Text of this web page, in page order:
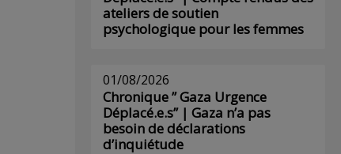
ateliers de soutien
psychologique pour les femmes
01/08/2026
Chronique ” Gaza Urgence
Déplacé.e.s” | Gaza n’a pas
besoin de déclarations
d’inquiétude